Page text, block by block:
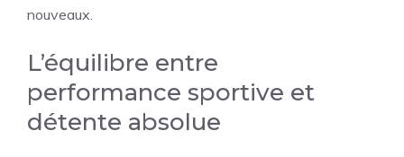
nouveaux.
L’équilibre entre
performance sportive et
détente absolue